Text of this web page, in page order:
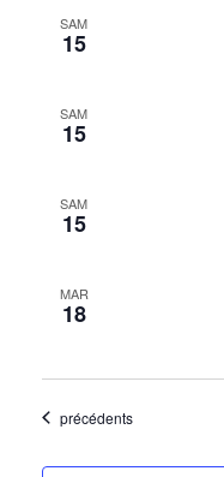
SAM
15
SAM
15
SAM
15
MAR
18
Évènements
précédents